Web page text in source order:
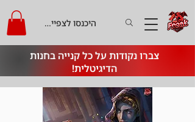
צברו נקודות על כל קנייה בחנות
הדיגיטלית!
היכנסו לצפייה בקרדיט